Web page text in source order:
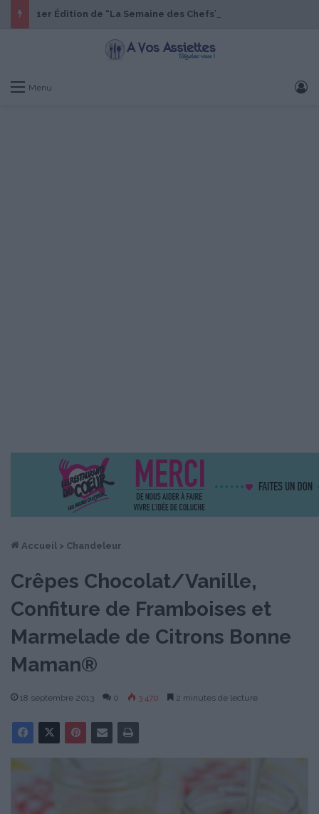
Menu
Accueil > Chandeleur
Crêpes Chocolat/Vanille,
Confiture de Framboises et
Marmelade de Citrons Bonne
Maman®
18 septembre 2013 0 3 470 2 minutes de lecture